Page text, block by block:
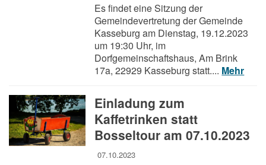
Es findet eine Sitzung der
Gemeindevertretung der Gemeinde
Kasseburg am Dienstag, 19.12.2023
um 19:30 Uhr, im
Dorfgemeinschaftshaus, Am Brink
17a, 22929 Kasseburg statt.... Mehr
Einladung zum
Kaffetrinken statt
Bosseltour am 07.10.2023
07.10.2023